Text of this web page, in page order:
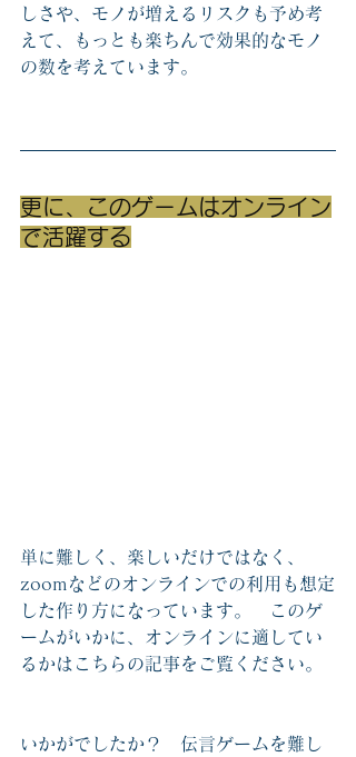
しさや、モノが増えるリスクも予め考
えて、もっとも楽ちんで効果的なモノ
の数を考えています。
更に、このゲームはオンライン
で活躍する
単に難しく、楽しいだけではなく、
zoomなどのオンラインでの利用も想定
した作り方になっています。　このゲ
ームがいかに、オンラインに適してい
るかはこちらの記事をご覧ください。
いかがでしたか？　伝言ゲームを難し